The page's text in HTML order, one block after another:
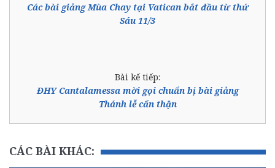
Các bài giảng Mùa Chay tại Vatican bắt đầu từ thứ
Sáu 11/3
Bài kế tiếp:
ĐHY Cantalamessa mời gọi chuẩn bị bài giảng
Thánh lễ cẩn thận
CÁC BÀI KHÁC: